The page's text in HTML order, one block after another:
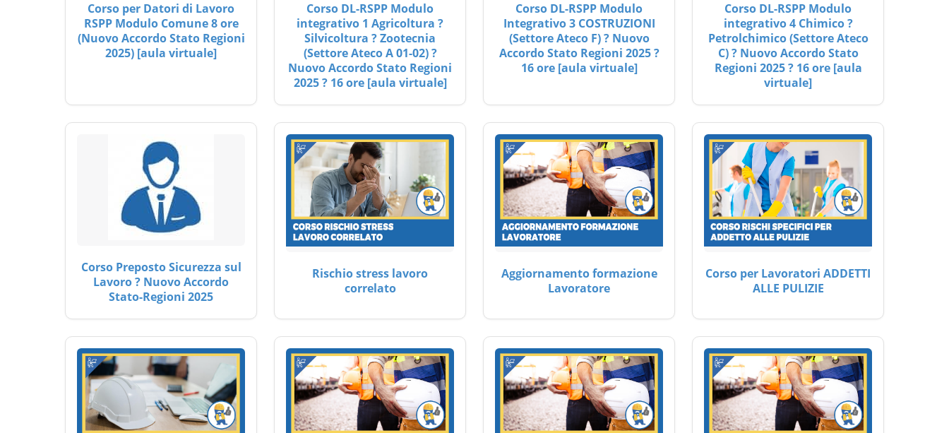
Corso per Datori di Lavoro
RSPP Modulo Comune 8 ore
(Nuovo Accordo Stato Regioni
2025) [aula virtuale]
Corso DL-RSPP Modulo
integrativo 1 Agricoltura ?
Silvicoltura ? Zootecnia
(Settore Ateco A 01-02) ?
Nuovo Accordo Stato Regioni
2025 ? 16 ore [aula virtuale]
Corso DL-RSPP Modulo
Integrativo 3 COSTRUZIONI
(Settore Ateco F) ? Nuovo
Accordo Stato Regioni 2025 ?
16 ore [aula virtuale]
Corso DL-RSPP Modulo
integrativo 4 Chimico ?
Petrolchimico (Settore Ateco
C) ? Nuovo Accordo Stato
Regioni 2025 ? 16 ore [aula
virtuale]
Corso Preposto Sicurezza sul
Lavoro ? Nuovo Accordo
Stato-Regioni 2025
Rischio stress lavoro
correlato
Aggiornamento formazione
Lavoratore
Corso per Lavoratori ADDETTI
ALLE PULIZIE